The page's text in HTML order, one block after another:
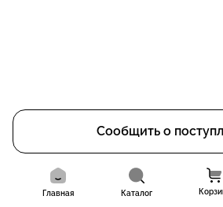
Сообщить о
Главная Каталог